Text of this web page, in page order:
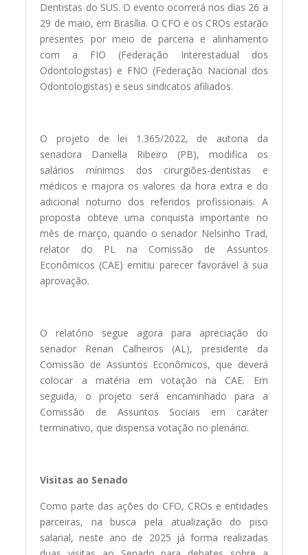
Dentistas do SUS. O evento ocorrerá nos dias 26 a
29 de maio, em Brasília. O CFO e os CROs estarão
presentes por meio de parceria e alinhamento
com a FIO (Federação Interestadual dos
Odontologistas) e FNO (Federação Nacional dos
Odontologistas) e seus sindicatos afiliados.
O projeto de lei 1.365/2022, de autoria da
senadora Daniella Ribeiro (PB), modifica os
salários mínimos dos cirurgiões-dentistas e
médicos e majora os valores da hora extra e do
adicional noturno dos referidos profissionais. A
proposta obteve uma conquista importante no
mês de março, quando o senador Nelsinho Trad,
relator do PL na Comissão de Assuntos
Econômicos (CAE) emitiu parecer favorável à sua
aprovação.
O relatório segue agora para apreciação do
senador Renan Calheiros (AL), presidente da
Comissão de Assuntos Econômicos, que deverá
colocar a matéria em votação na CAE. Em
seguida, o projeto será encaminhado para a
Comissão de Assuntos Sociais em caráter
terminativo, que dispensa votação no plenário.
Visitas ao Senado
Como parte das ações do CFO, CROs e entidades
parceiras, na busca pela atualização do piso
salarial, neste ano de 2025 já forma realizadas